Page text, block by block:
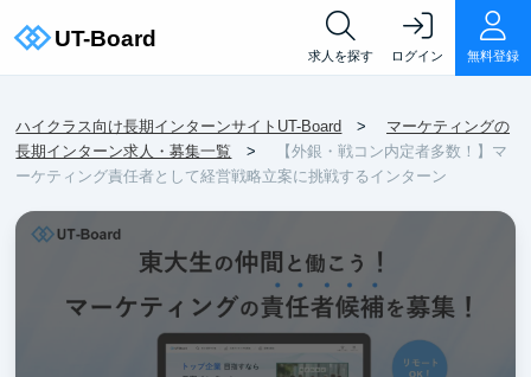
求人を探す ログイン 無料登録
ハイクラス向け長期インターンサイトUT-Board
マーケティングの
長期インターン求人・募集一覧
【外銀・戦コン内定者多数！】マ
ーケティング責任者として経営戦略立案に挑戦するインターン